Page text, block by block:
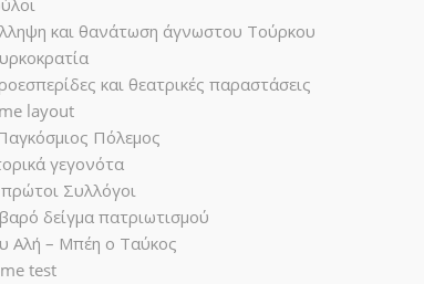
και θανάτωση άγνωστου Τούρκου
και θεατρικές παραστάσεις
layout
Πόλεμος
γεγονότα
Συλλόγοι
δείγμα πατριωτισμού
Αλή – Μπέη ο Ταύκος
test